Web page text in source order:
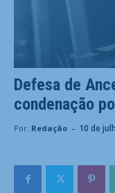
Defesa de
condenação
Por: Redação - 10 de